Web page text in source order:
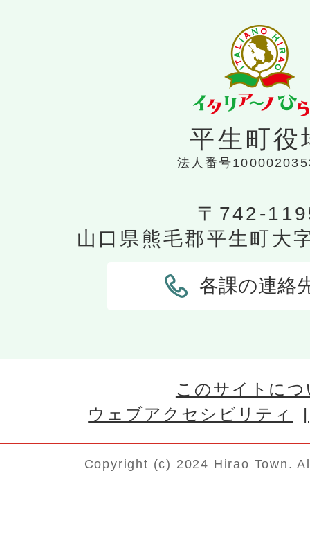
平生町役
法人番号
〒742-
山口県熊毛郡平生町大
各課の連絡
このサイトに
ウェブアクセシビリティ
Copyright (c) 2024 Hirao Town.